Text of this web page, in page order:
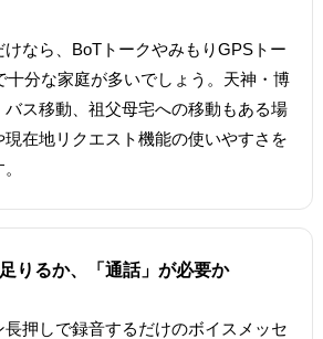
なら、BoTトークやみもりGPSトー
十分な家庭が多いでしょう。天神・博
ス移動、祖父母宅への移動もある場
在地リクエスト機能の使いやすさを
りるか、「通話」が必要か
押しで録音するだけのボイスメッセ